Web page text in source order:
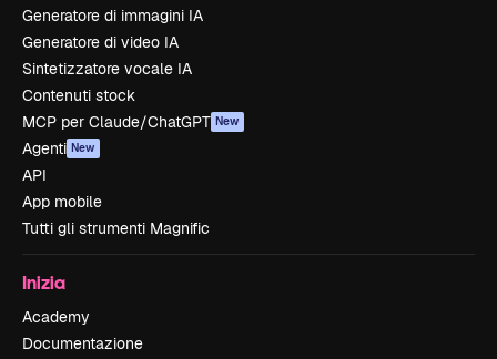
Generatore di immagini IA
Generatore di video IA
Sintetizzatore vocale IA
Contenuti stock
MCP per Claude/ChatGPT New
Agenti New
API
App mobile
Tutti gli strumenti Magnific
Inizia
Academy
Documentazione